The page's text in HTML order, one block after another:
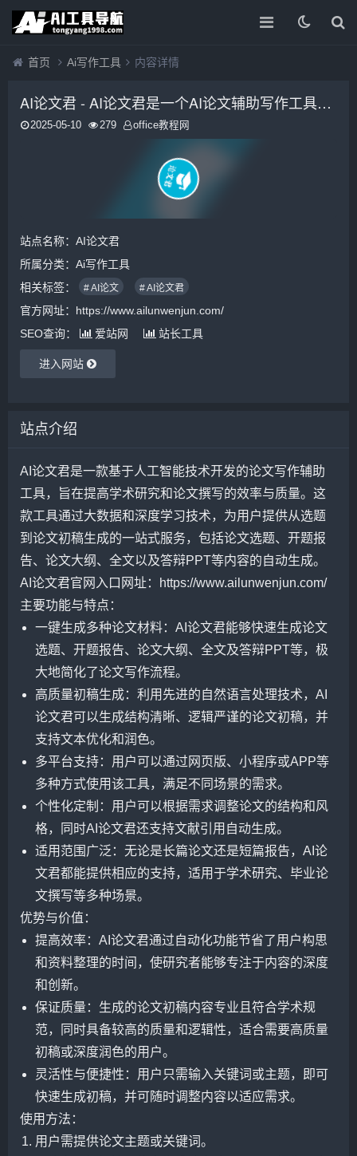
首页 Ai写作工具 内容详情
AI论文君 - AI论文君是一个AI论文辅助写作工具，可一键生成论文选题、开题报告、论文大纲、论文全文、中期报告、答辩PPT等。
2025-05-10 279 office教程网
站点名称：AI论文君
所属分类： Ai写作工具
相关标签：
# AI论文 # AI论文君
官方网址：https://www.ailunwenjun.com/
SEO查询：
爱站网 站长工具
进入网站
站点介绍
AI论文君是一款基于人工智能技术开发的论文写作辅助
工具，旨在提高学术研究和论文撰写的效率与质量。这
款工具通过大数据和深度学习技术，为用户提供从选题
到论文初稿生成的一站式服务，包括论文选题、开题报
告、论文大纲、全文以及答辩PPT等内容的自动生成。
AI论文君官网入口网址：https://www.ailunwenjun.com/
主要功能与特点：
一键生成多种论文材料：AI论文君能够快速生成论文
选题、开题报告、论文大纲、全文及答辩PPT等，极
大地简化了论文写作流程。
高质量初稿生成：利用先进的自然语言处理技术，AI
论文君可以生成结构清晰、逻辑严谨的论文初稿，并
支持文本优化和润色。
多平台支持：用户可以通过网页版、小程序或APP等
多种方式使用该工具，满足不同场景的需求。
个性化定制：用户可以根据需求调整论文的结构和风
格，同时AI论文君还支持文献引用自动生成。
适用范围广泛：无论是长篇论文还是短篇报告，AI论
文君都能提供相应的支持，适用于学术研究、毕业论
文撰写等多种场景。
优势与价值：
提高效率：AI论文君通过自动化功能节省了用户构思
和资料整理的时间，使研究者能够专注于内容的深度
和创新。
保证质量：生成的论文初稿内容专业且符合学术规
范，同时具备较高的质量和逻辑性，适合需要高质量
初稿或深度润色的用户。
灵活性与便捷性：用户只需输入关键词或主题，即可
快速生成初稿，并可随时调整内容以适应需求。
使用方法：
用户需提供论文主题或关键词。